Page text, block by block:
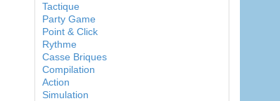
Tactique
Party Game
Point & Click
Rythme
Casse Briques
Compilation
Action
Simulation